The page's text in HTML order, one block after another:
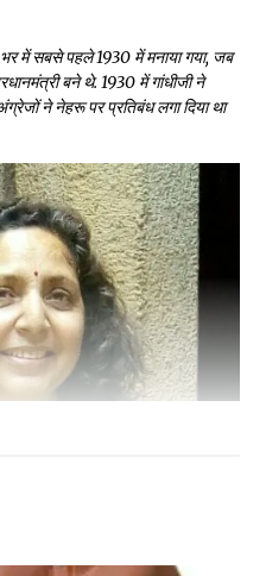
में सबसे पहले 1930 में मनाया गया, जब
बने थे. 1930 में गांधीजी ने
ने नेहरू पर प्रतिबंध लगा दिया था